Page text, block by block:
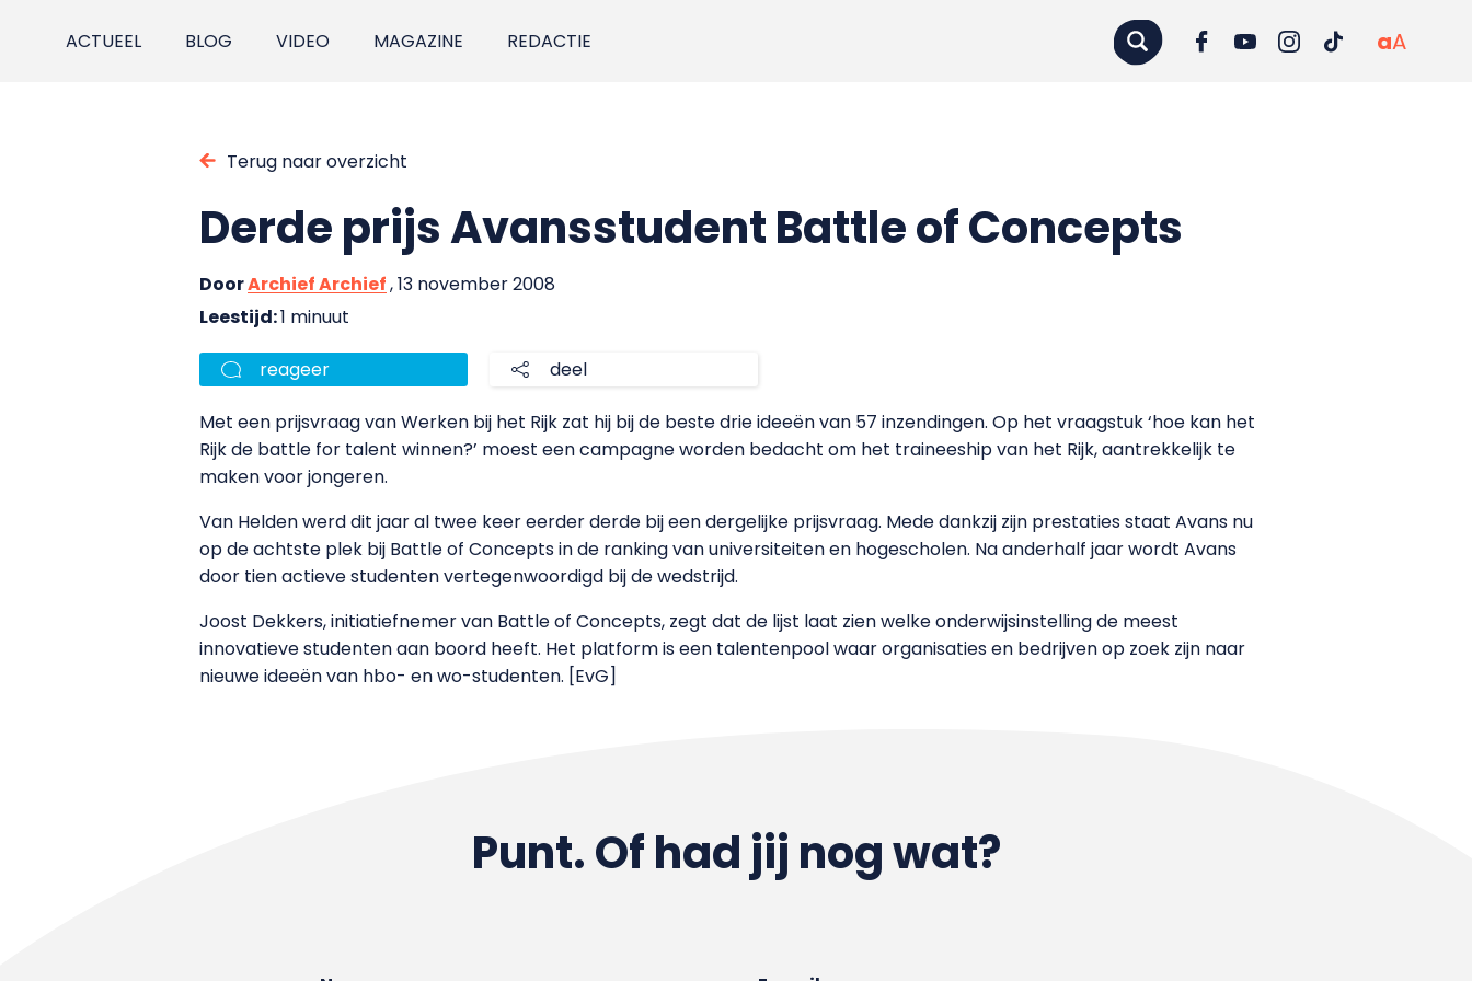
ACTUEEL BLOG VIDEO MAGAZINE REDACTIE aA
Terug naar overzicht
Derde prijs Avansstudent Battle of Concepts
DoorArchief Archief, 13 november 2008
Leestijd:1 minuut
reageer deel
Met een prijsvraag van Werken bij het Rijk zat hij bij de beste drie ideeën van 57 inzendingen. Op het vraagstuk ‘hoe kan het
Rijk de battle for talent winnen?’ moest een campagne worden bedacht om het traineeship van het Rijk, aantrekkelijk te
maken voor jongeren.
Van Helden werd dit jaar al twee keer eerder derde bij een dergelijke prijsvraag. Mede dankzij zijn prestaties staat Avans nu
op de achtste plek bij Battle of Concepts in de ranking van universiteiten en hogescholen. Na anderhalf jaar wordt Avans
door tien actieve studenten vertegenwoordigd bij de wedstrijd.
Joost Dekkers, initiatiefnemer van Battle of Concepts, zegt dat de lijst laat zien welke onderwijsinstelling de meest
innovatieve studenten aan boord heeft. Het platform is een talentenpool waar organisaties en bedrijven op zoek zijn naar
nieuwe ideeën van hbo- en wo-studenten. [EvG]
Punt. Of had jij nog wat?